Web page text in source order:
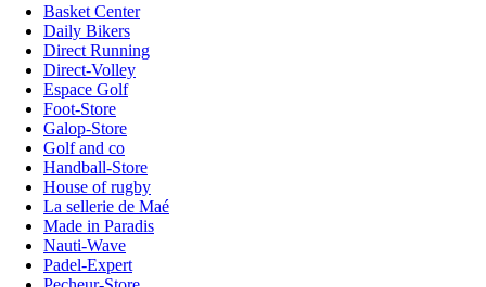
Basket Center
Daily Bikers
Direct Running
Direct-Volley
Espace Golf
Foot-Store
Galop-Store
Golf and co
Handball-Store
House of rugby
La sellerie de Maé
Made in Paradis
Nauti-Wave
Padel-Expert